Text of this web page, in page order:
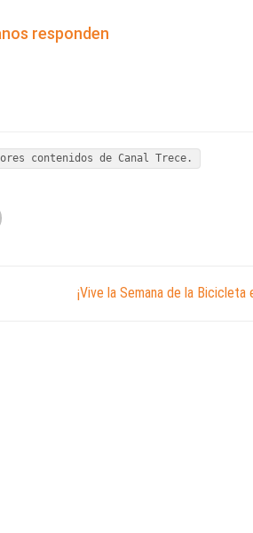
responden
contenidos de Canal Trece.
¡Vive la Semana de la Bicicleta